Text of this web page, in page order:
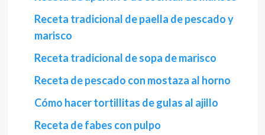
Receta tradicional de paella de pescado y
marisco
Receta tradicional de sopa de marisco
Receta de pescado con mostaza al horno
Cómo hacer tortillitas de gulas al ajillo
Receta de fabes con pulpo